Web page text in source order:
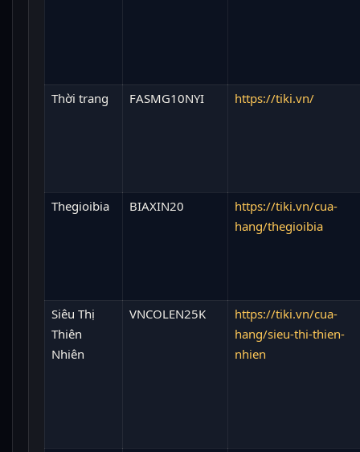
Thời trang FASMG10NYI https://tiki.vn/
Thegioibia BIAXIN20
https://tiki.vn/cua-
hang/thegioibia
Siêu Thị
Thiên
Nhiên
VNCOLEN25K
https://tiki.vn/cua-
hang/sieu-thi-thien-
nhien